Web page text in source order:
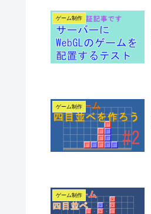
ゲーム制作
ゲーム制作
ゲーム制作